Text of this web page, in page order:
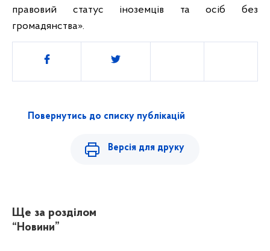
правовий статус іноземців та осіб без
громадянства».
Поділитись
Повернутись до списку публікацій
Версія для друку
Ще за розділом
“Новини”